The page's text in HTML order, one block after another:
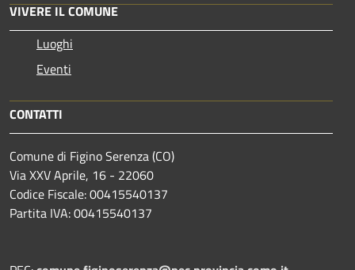
VIVERE IL COMUNE
Luoghi
Eventi
CONTATTI
Comune di Figino Serenza (CO)
Via XXV Aprile, 16 - 22060
Codice Fiscale: 00415540137
Partita IVA: 00415540137